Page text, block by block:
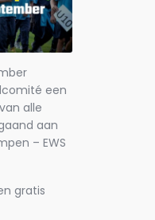
een
alle
aan
– EWS
gratis